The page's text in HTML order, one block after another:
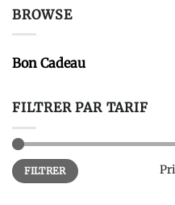
BROWSE
Bon Cadeau
FILTRER PAR TARIF
Prix
min
Prix
maxFILTRER